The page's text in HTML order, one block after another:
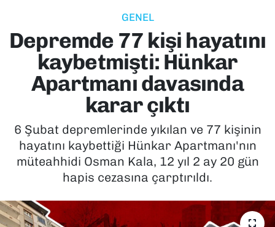
GENEL
Depremde 77 kişi hayatını
kaybetmişti: Hünkar
Apartmanı davasında
karar çıktı
6 Şubat depremlerinde yıkılan ve 77 kişinin
hayatını kaybettiği Hünkar Apartmanı'nın
müteahhidi Osman Kala, 12 yıl 2 ay 20 gün
hapis cezasına çarptırıldı.
EKONOMİ
KÜLTÜR SANAT
POLİTİKA
SAĞLIK
SPOR
Süper Lig Puan Durumu ve Fikstür
Tüm Manşetler
Son Dakika Haberleri
Haber Arşivi